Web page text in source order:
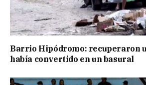
Barrio Hipódromo: recuperaron
había convertido en un basural